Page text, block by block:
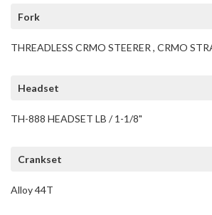
Fork
THREADLESS CRMO STEERER , CRMO
Headset
TH-888 HEADSET LB / 1-1/8"
Crankset
Alloy 44T